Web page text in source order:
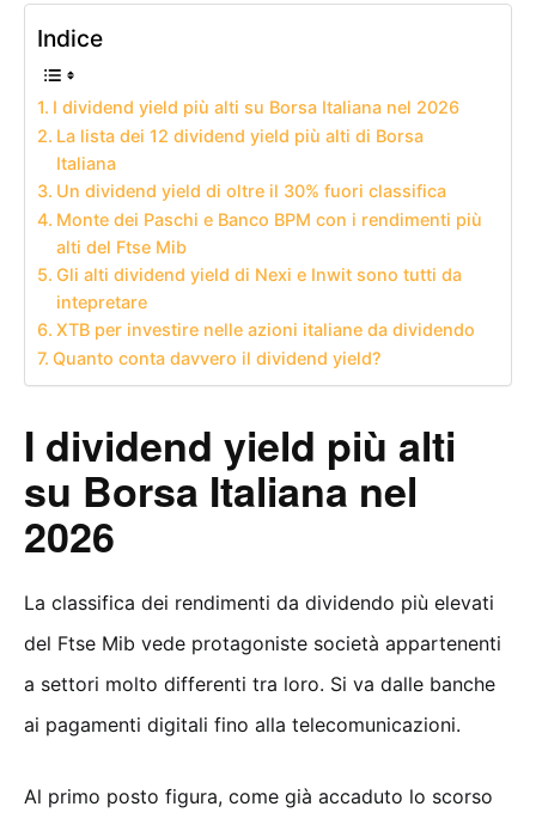
Indice
I dividend yield più alti su Borsa Italiana nel 2026
La lista dei 12 dividend yield più alti di Borsa
Italiana
Un dividend yield di oltre il 30% fuori classifica
Monte dei Paschi e Banco BPM con i rendimenti più
alti del Ftse Mib
Gli alti dividend yield di Nexi e Inwit sono tutti da
intepretare
XTB per investire nelle azioni italiane da dividendo
Quanto conta davvero il dividend yield?
I dividend yield più alti
su Borsa Italiana nel
2026
La classifica dei rendimenti da dividendo più elevati
del Ftse Mib vede protagoniste società appartenenti
a settori molto differenti tra loro. Si va dalle banche
ai pagamenti digitali fino alla telecomunicazioni.
Al primo posto figura, come già accaduto lo scorso